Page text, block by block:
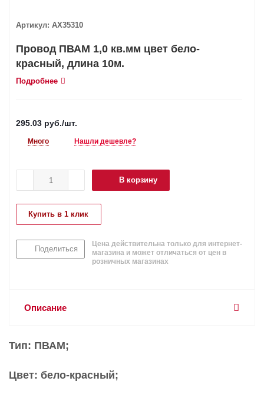
Артикул: AX35310
Провод ПВАМ 1,0 кв.мм цвет бело-
красный, длина 10м.
Подробнее
295.03 руб./шт.
Много Нашли дешевле?
В корзину
Купить в 1 клик
Поделиться
Цена действительна только для интернет-
магазина и может отличаться от цен в
розничных магазинах
Описание
Тип: ПВАМ;
Цвет: бело-красный;